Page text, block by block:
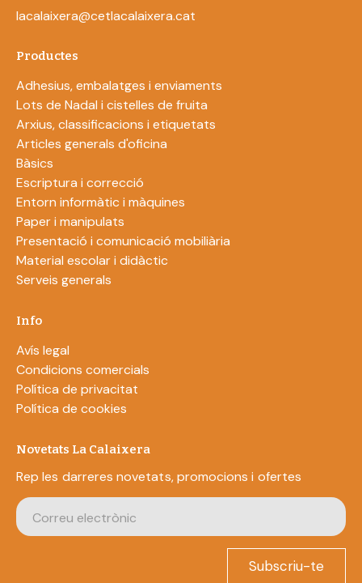
lacalaixera@cetlacalaixera.cat
Productes
Adhesius, embalatges i enviaments
Lots de Nadal i cistelles de fruita
Arxius, classificacions i etiquetats
Articles generals d'oficina
Bàsics
Escriptura i correcció
Entorn informàtic i màquines
Paper i manipulats
Presentació i comunicació mobiliària
Material escolar i didàctic
Serveis generals
Info
Avís legal
Condicions comercials
Política de privacitat
Política de cookies
Novetats La Calaixera
Rep les darreres novetats, promocions i ofertes
Subscriu-te